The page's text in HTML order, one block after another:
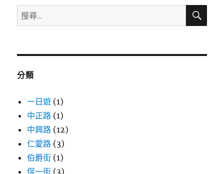
搜
尋
鍵
搜
分類
一日遊 (1)
中正路 (1)
中興路 (12)
仁愛路 (3)
伯爵街 (1)
保一街 (3)